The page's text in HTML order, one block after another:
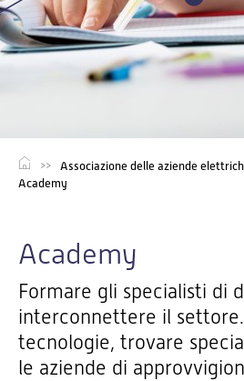
Associazione delle aziende
Academy
Academy
Formare gli specialisti di
interconnettere il
tecnologie, trovare
le aziende di